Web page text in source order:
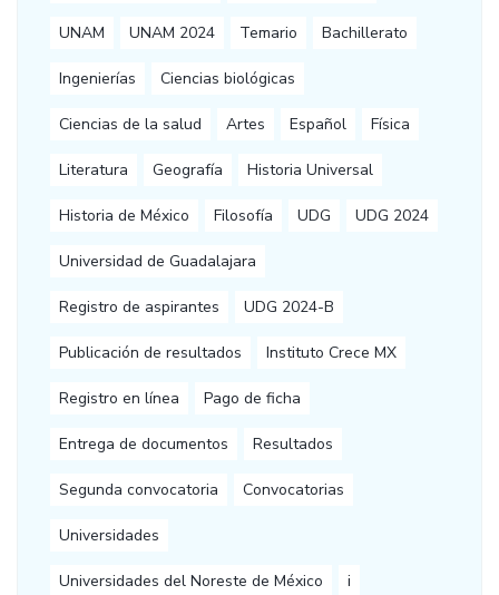
UNAM UNAM 2024 Temario Bachillerato
Ingenierías Ciencias biológicas
Ciencias de la salud Artes Español Física
Literatura Geografía Historia Universal
Historia de México Filosofía UDG UDG 2024
Universidad de Guadalajara
Registro de aspirantes UDG 2024-B
Publicación de resultados Instituto Crece MX
Registro en línea Pago de ficha
Entrega de documentos Resultados
Segunda convocatoria Convocatorias
Universidades
Universidades del Noreste de México i